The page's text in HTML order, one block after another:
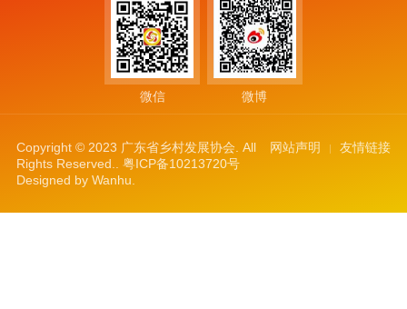
微信 微博
网站声明 友情链接
Copyright © 2023 广东省乡村发展协会. All
Rights Reserved.. 粤ICP备10213720号
Designed by Wanhu.